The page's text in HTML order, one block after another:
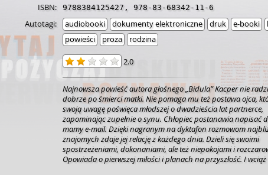
ISBN: 9788384125427 , 978-83-68342-11-6
Autotagi: audiobooki dokumenty elektroniczne druk e-booki
powieści
proza rodzina
2.0
Najnowsza powieść autora głośnego „Bidula” Kacper nie
dobrze po śmierci matki. Nie pomaga mu też postawa ojca,
swoją uwagę poświęca młodszej o dwadzieścia lat partnerce,
zapominając zupełnie o synu. Chłopiec postanawia napisać
mamy e-mail. Dzięki nagranym na dyktafon rozmowom
znajomych zdaje jej relację z każdego dnia. Dzieli się swoimi
spostrzeżeniami, dokonaniami, ale też niepokojami i
Opowiada o pierwszej miłości i planach na przyszłość. I